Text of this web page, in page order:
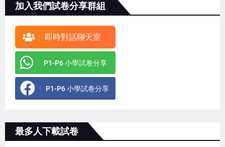
加入我們試卷分享群組
即時對話聊天室
P1-P6 小學試卷分享
P1-P6 小學試卷分享
最多人下載試卷